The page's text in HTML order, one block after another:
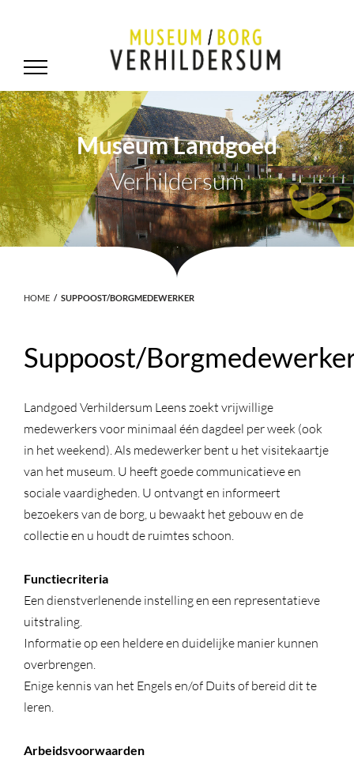
Museum Landgoed
Verhildersum
.
HOME SUPPOOST/BORGMEDEWERKER
Suppoost/
Landgoed Verhildersum Leens zoekt vrijwillige
medewerkers voor minimaal één dagdeel per week (ook
in het weekend). Als medewerker bent u het visitekaartje
van het museum. U heeft goede communicatieve en
sociale vaardigheden. U ontvangt en informeert
bezoekers van de borg, u bewaakt het gebouw en de
collectie en u houdt de ruimtes schoon.
Functiecriteria
Een dienstverlenende instelling en een representatieve
uitstraling.
Informatie op een heldere en duidelijke manier kunnen
overbrengen.
Enige kennis van het Engels en/of Duits of bereid dit te
leren.
Arbeidsvoorwaarden